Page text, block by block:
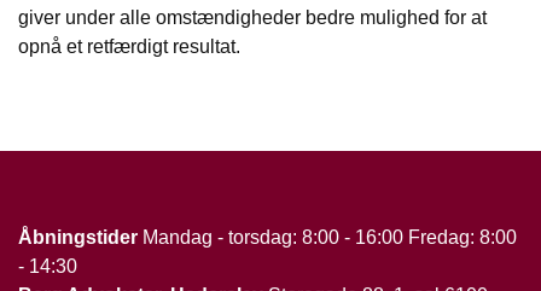
giver under alle omstændigheder bedre mulighed for at
opnå et retfærdigt resultat.
Åbningstider Mandag - torsdag: 8:00 - 16:00 Fredag: 8:00
- 14:30